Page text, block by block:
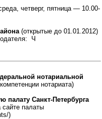
четверг, пятница — 10.00-
(открытые до 01.01.2012)
Ч
нотариальной
нотариата)
палату Санкт-Петербурга
сайте палаты
)